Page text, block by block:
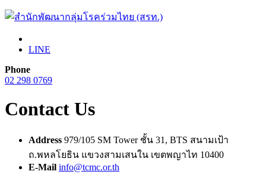
LINE
Phone
02 298 0769
Contact Us
Address 979/105 SM Tower ชั้น 31, BTS สนามเป้า
ถ.พหลโยธิน แขวงสามเสนใน เขตพญาไท 10400
E-Mail info@tcmc.or.th